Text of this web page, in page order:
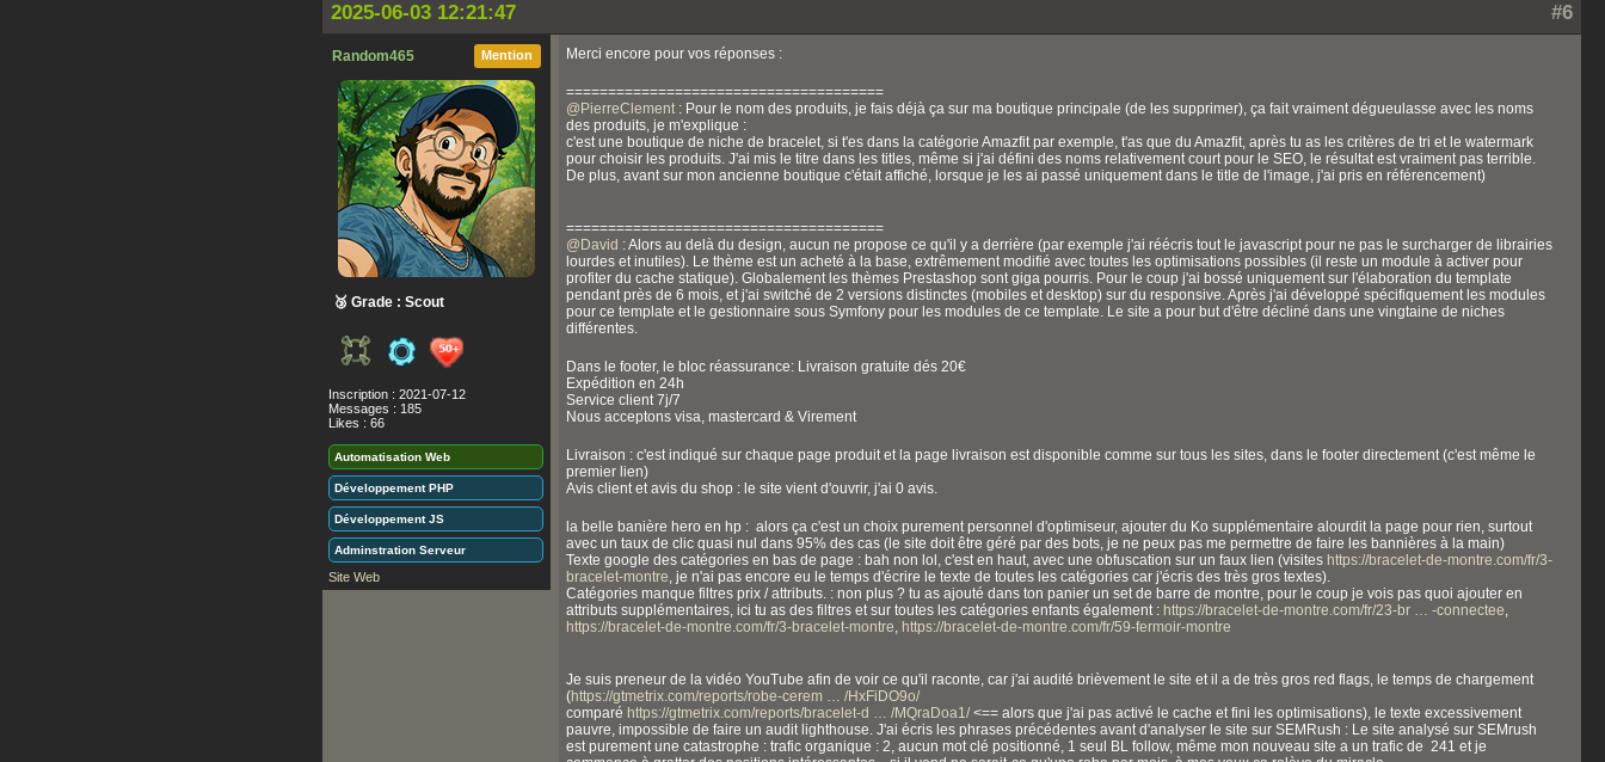
#6
2025-06-03 12:21:47
Mention
Random465
🥉 Grade : Scout
Inscription : 2021-07-12
Messages : 185
Likes : 66
Automatisation Web
Développement PHP
Développement JS
Adminstration Serveur
Site Web
Merci encore pour vos réponses :
======================================
@ PierreClement: Pour le nom des produits, je fais déjà ça sur ma boutique principale (de les supprimer), ça fait vraiment dégueulasse avec les noms
des produits, je m'explique :
c'est une boutique de niche de bracelet, si t'es dans la catégorie Amazfit par exemple, t'as que du Amazfit, après tu as les critères de tri et le watermark
pour choisir les produits. J'ai mis le titre dans les titles, même si j'ai défini des noms relativement court pour le SEO, le résultat est vraiment pas terrible.
De plus, avant sur mon ancienne boutique c'était affiché, lorsque je les ai passé uniquement dans le title de l'image, j'ai pris en référencement)
======================================
@ David : Alors au delà du design, aucun ne propose ce qu'il y a derrière (par exemple j'ai réécris tout le javascript pour ne pas le surcharger de librairies
lourdes et inutiles). Le thème est un acheté à la base, extrêmement modifié avec toutes les optimisations possibles (il reste un module à activer pour
profiter du cache statique). Globalement les thèmes Prestashop sont giga pourris. Pour le coup j'ai bossé uniquement sur l'élaboration du template
pendant près de 6 mois, et j'ai switché de 2 versions distinctes (mobiles et desktop) sur du responsive. Après j'ai développé spécifiquement les modules
pour ce template et le gestionnaire sous Symfony pour les modules de ce template. Le site a pour but d'être décliné dans une vingtaine de niches
différentes.
Dans le footer, le bloc réassurance: Livraison gratuite dés 20€
Expédition en 24h
Service client 7j/7
Nous acceptons visa, mastercard & Virement
Livraison : c'est indiqué sur chaque page produit et la page livraison est disponible comme sur tous les sites, dans le footer directement (c'est même le
premier lien)
Avis client et avis du shop : le site vient d'ouvrir, j'ai 0 avis.
la belle banière hero en hp : alors ça c'est un choix purement personnel d'optimiseur, ajouter du Ko supplémentaire alourdit la page pour rien, surtout
avec un taux de clic quasi nul dans 95% des cas (le site doit être géré par des bots, je ne peux pas me permettre de faire les bannières à la main)
Texte google des catégories en bas de page : bah non lol, c'est en haut, avec une obfuscation sur un faux lien (visites https://bracelet-de-montre.com/fr/3-
bracelet-montre, je n'ai pas encore eu le temps d'écrire le texte de toutes les catégories car j'écris des très gros textes).
Catégories manque filtres prix / attributs. : non plus ? tu as ajouté dans ton panier un set de barre de montre, pour le coup je vois pas quoi ajouter en
attributs supplémentaires, ici tu as des filtres et sur toutes les catégories enfants également : https://bracelet-de-montre.com/fr/23-br … -connectee,
https://bracelet-de-montre.com/fr/3-bracelet-montre, https://bracelet-de-montre.com/fr/59-fermoir-montre
Je suis preneur de la vidéo YouTube afin de voir ce qu'il raconte, car j'ai audité brièvement le site et il a de très gros red flags, le temps de chargement
(https://gtmetrix.com/reports/robe-cerem … /HxFiDO9o/
comparé https://gtmetrix.com/reports/bracelet-d … /MQraDoa1/<== alors que j'ai pas activé le cache et fini les optimisations), le texte excessivement
pauvre, impossible de faire un audit lighthouse. J'ai écris les phrases précédentes avant d'analyser le site sur SEMRush : Le site analysé sur SEMrush
est purement une catastrophe : trafic organique : 2, aucun mot clé positionné, 1 seul BL follow, même mon nouveau site a un trafic de 241 et je